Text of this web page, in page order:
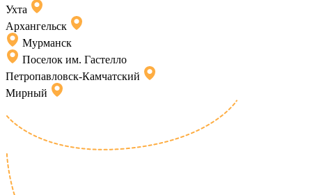
Ухта
Архангельск
Мурманск
Поселок им. Гастелло
Петропавловск-Камчатский
Мирный